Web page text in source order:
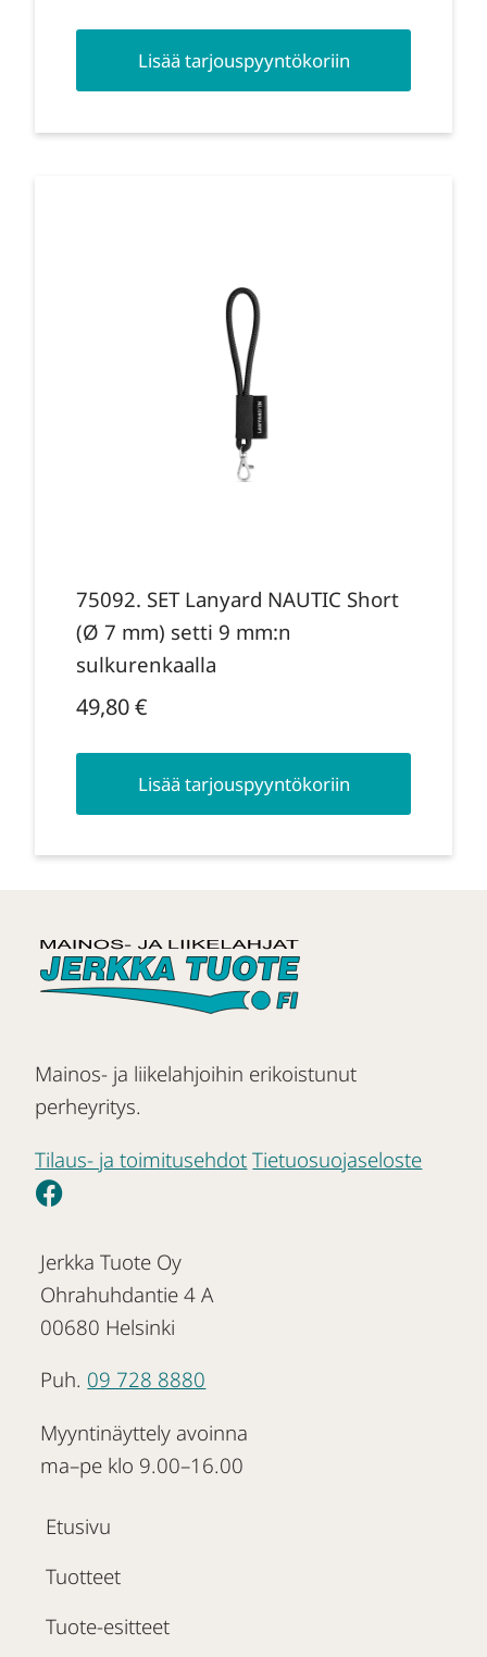
Lisää tarjouspyyntökoriin
75092. SET Lanyard NAUTIC Short
(Ø 7 mm) setti 9 mm:n
sulkurenkaalla
49,80€
Lisää tarjouspyyntökoriin
Mainos- ja liikelahjoihin erikoistunut
perheyritys.
Tilaus- ja toimitusehdot Tietuosuojaseloste
Jerkka Tuote Oy
Ohrahuhdantie 4 A
00680 Helsinki
Puh. 09 728 8880
Myyntinäyttely avoinna
ma–pe klo 9.00–16.00
Etusivu
Tuotteet
Tuote-esitteet